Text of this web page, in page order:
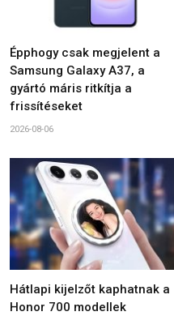
Épphogy csak megjelent a
Samsung Galaxy A37, a
gyártó máris ritkítja a
frissítéseket
2026-08-06
Hátlapi kijelzőt kaphatnak a
Honor 700 modellek